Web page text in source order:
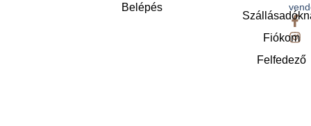
Fiókom
Felfedező
Belépés